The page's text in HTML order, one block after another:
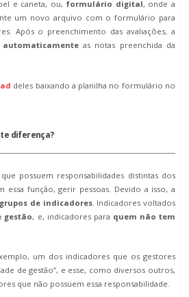
e caneta, ou, formulário digital, onde a
um novo arquivo com o formulário para
Após o preenchimento das avaliações, a
as notas preenchida da
deles baixando a planilha no formulário no
diferença?
possuem responsabilidades distintas dos
essa função, gerir pessoas. Devido a isso, a
de indicadores. Indicadores voltados
gestão, e, indicadores para quem não tem
um dos indicadores que os gestores
de gestão”, e esse, como diversos outros,
que não possuem essa responsabilidade.